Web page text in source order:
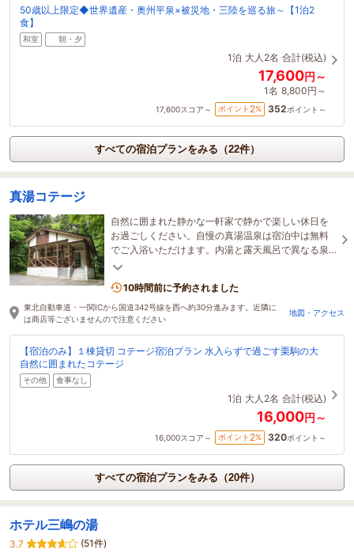
50歳以上限定◆世界遺産・奥州平泉×被災地・三陸を巡る旅～【1泊2
食】
和室 朝・夕
1泊 大人2名 合計(税込)
17,600円～
1名 8,800円～
17,600スコア～ ポイント 2% 352ポイント～
すべての宿泊プランをみる（22件）
真湯コテージ
自然に囲まれた静かな一軒家で静かで楽しい休日を
お過ごしください。自慢の真湯温泉は宿泊中は無料
でご入浴いただけます。内湯と露天風呂で異なる泉
質を、存分にお楽しみください。
10時間前に予約されました
東北自動車道・一関ICから国道342号線を西へ約30分進みます。近隣に
は商店等ございませんので注意ください
地図・アクセス
【宿泊のみ】１棟貸切 コテージ宿泊プラン 水入らずで過ごす栗駒の大
自然に囲まれたコテージ
その他 食事なし
1泊 大人2名 合計(税込)
16,000円～
16,000スコア～ ポイント 2% 320ポイント～
すべての宿泊プランをみる（20件）
ホテル三嶋の湯
3.7
(51件)